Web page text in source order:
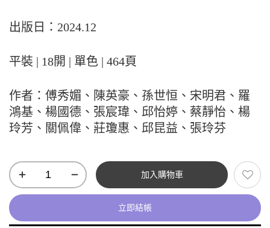
出版日：2024.12
平裝 | 18開 | 單色 | 464頁
作者：傅秀媚、陳英豪、孫世恒、宋明君、羅
鴻基、楊國德、張宸瑋、邱怡婷、蔡靜怡、楊
玲芳、關佩偉、莊瓊惠、邱昆益、張玲芬
加入購物車
立即結帳